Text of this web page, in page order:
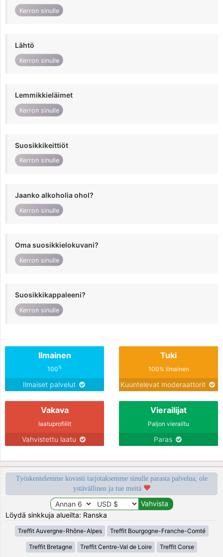
Kerron sinulle
Lähtö
Kerron sinulle
Lemmikkieläimet
Kerron sinulle
Suosikkikeittiöt
Kerron sinulle
Jaanko alkoholia ohol?
Kerron sinulle
Oma suosikkielokuvani?
Kerron sinulle
Suosikkikappaleeni?
Kerron sinulle
Ilmainen
100%
Ilmaiset palvelut
Tuki
100% ilmainen
Kuuntelevat moderaattorit
Vakava
laatuprofiilit
Vahvistettu laatu
Vierailijat
Paljon vierailtu
Paras
Työskentelemme kovasti tarjotaksemme sinulle parasta palvelua, ole
ystävällinen ja tue meitä
Löydä sinkkuja alueilta: Ranska
Treffit Auvergne-Rhône-Alpes Treffit Bourgogne-Franche-Comté
Treffit Bretagne Treffit Centre-Val de Loire Treffit Corse